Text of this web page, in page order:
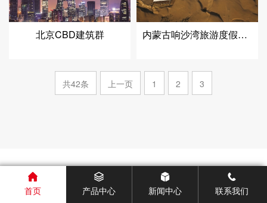
北京CBD建筑群 内蒙古响沙湾旅游度假生态酒店
共42条 上一页 1 2 3
首页 产品中心 新闻中心 联系我们